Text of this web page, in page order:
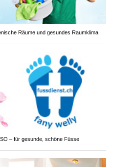
Räume und gesundes Raumklima
– für gesunde, schöne Füsse